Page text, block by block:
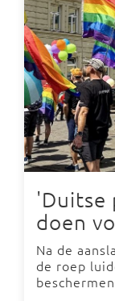
'Duitse
doen
Na de
de roep